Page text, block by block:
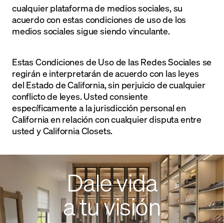
cualquier plataforma de medios sociales, su
acuerdo con estas condiciones de uso de los
medios sociales sigue siendo vinculante.
Estas Condiciones de Uso de las Redes Sociales se
regirán e interpretarán de acuerdo con las leyes
del Estado de California, sin perjuicio de cualquier
conflicto de leyes. Usted consiente
específicamente a la jurisdicción personal en
California en relación con cualquier disputa entre
usted y California Closets.
Dale vida
a tu visión